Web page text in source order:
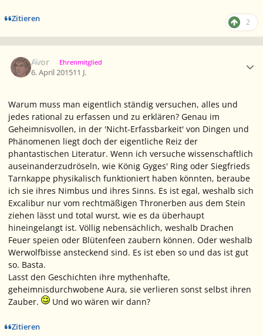
Zitieren 2
Avor Ehrenmitglied
6. April 201511 J.
Warum muss man eigentlich ständig versuchen, alles und
jedes rational zu erfassen und zu erklären? Genau im
Geheimnisvollen, in der 'Nicht-Erfassbarkeit' von Dingen und
Phänomenen liegt doch der eigentliche Reiz der
phantastischen Literatur. Wenn ich versuche wissenschaftlich
auseinanderzudröseln, wie König Gyges' Ring oder Siegfrieds
Tarnkappe physikalisch funktioniert haben könnten, beraube
ich sie ihres Nimbus und ihres Sinns. Es ist egal, weshalb sich
Excalibur nur vom rechtmäßigen Thronerben aus dem Stein
ziehen lässt und total wurst, wie es da überhaupt
hineingelangt ist. Völlig nebensächlich, weshalb Drachen
Feuer speien oder Blütenfeen zaubern können. Oder weshalb
Werwolfbisse ansteckend sind. Es ist eben so und das ist gut
so. Basta.
Lasst den Geschichten ihre mythenhafte,
geheimnisdurchwobene Aura, sie verlieren sonst selbst ihren
Zauber.
Und wo wären wir dann?
Zitieren